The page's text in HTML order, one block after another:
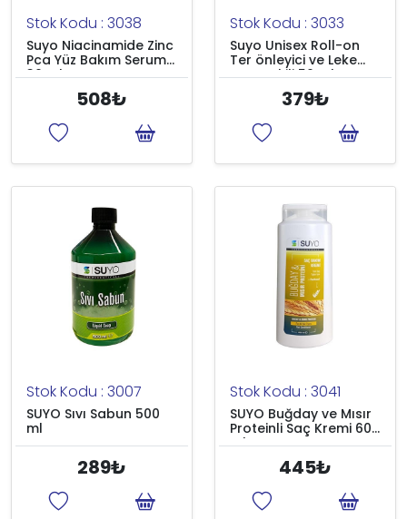
Stok Kodu : 3038
Suyo Niacinamide Zinc
Pca Yüz Bakım Serum
30 ml
508₺
Stok Kodu : 3033
Suyo Unisex Roll-on
Ter önleyici ve Leke
açıcı Etkili 50 ml
379₺
Stok Kodu : 3007
SUYO Sıvı Sabun 500
ml
289₺
Stok Kodu : 3041
SUYO Buğday ve Mısır
Proteinli Saç Kremi 600
ml
445₺